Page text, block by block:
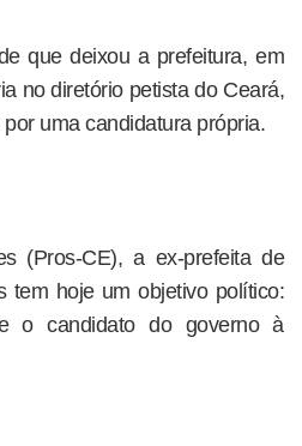
que deixou a prefeitura, em
no diretório petista do Ceará,
uma candidatura própria.
(Pros-CE), a ex-prefeita de
tem hoje um objetivo político:
o candidato do governo à